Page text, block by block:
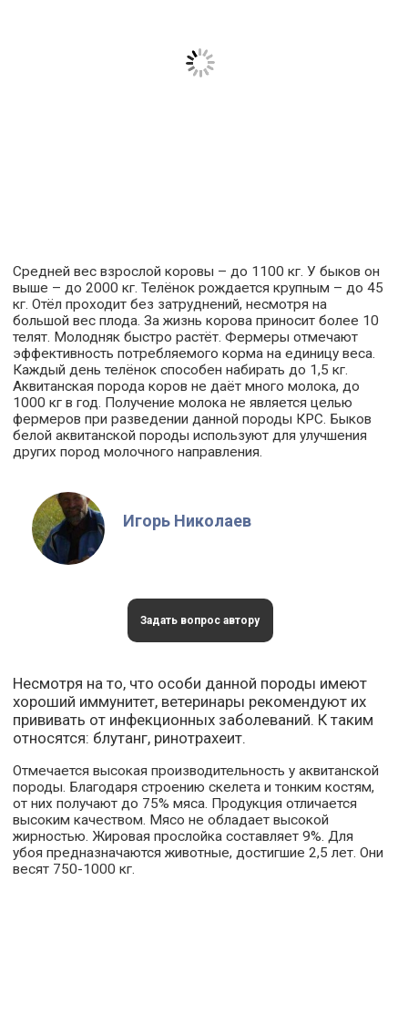
Средней вес взрослой коровы – до 1100 кг. У быков он
выше – до 2000 кг. Телёнок рождается крупным – до 45
кг. Отёл проходит без затруднений, несмотря на
большой вес плода. За жизнь корова приносит более 10
телят. Молодняк быстро растёт. Фермеры отмечают
эффективность потребляемого корма на единицу веса.
Каждый день телёнок способен набирать до 1,5 кг.
Аквитанская порода коров не даёт много молока, до
1000 кг в год. Получение молока не является целью
фермеров при разведении данной породы КРС. Быков
белой аквитанской породы используют для улучшения
других пород молочного направления.
Игорь Николаев
Задать вопрос автору
Несмотря на то, что особи данной породы имеют
хороший иммунитет, ветеринары рекомендуют их
прививать от инфекционных заболеваний. К таким
относятся: блутанг, ринотрахеит.
Отмечается высокая производительность у аквитанской
породы. Благодаря строению скелета и тонким костям,
от них получают до 75% мяса. Продукция отличается
высоким качеством. Мясо не обладает высокой
жирностью. Жировая прослойка составляет 9%. Для
убоя предназначаются животные, достигшие 2,5 лет. Они
весят 750-1000 кг.